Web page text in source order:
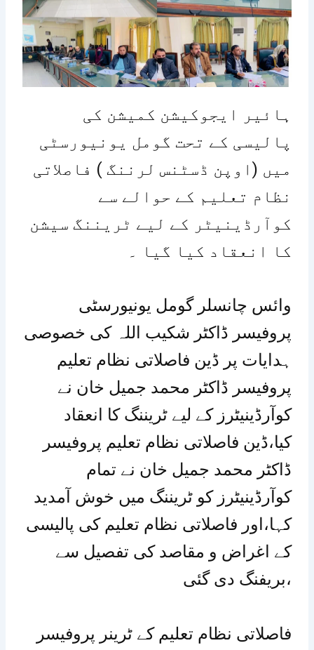
ہائیر ایجوکیشن کمیشن کی
پالیسی کے تحت گومل یونیورسٹی
میں (اوپن ڈسٹنس لرننگ ) فاصلاتی
نظام تعلیم کے حوالے سے
کوآرڈینیٹر کے لیے ٹریننگ سیشن
کا انعقاد کیا گیا ۔
وائس چانسلر گومل یونیورسٹی
پروفیسر ڈاکٹر شکیب اللہ کی خصوصی
ہدایات پر ڈین فاصلاتی نظام تعلیم
پروفیسر ڈاکٹر محمد جمیل خان نے
کوآرڈینیٹرز کے لیے ٹریننگ کا انعقاد
کیا،ڈین فاصلاتی نظام تعلیم پروفیسر
ڈاکٹر محمد جمیل خان نے تمام
کوآرڈینیٹرز کو ٹریننگ میں خوش آمدید
کہا،اور فاصلاتی نظام تعلیم کی پالیسی
کے اغراض و مقاصد کی تفصیل سے
بریفنگ دی گئی،
فاصلاتی نظام تعلیم کے ٹرینر پروفیسر